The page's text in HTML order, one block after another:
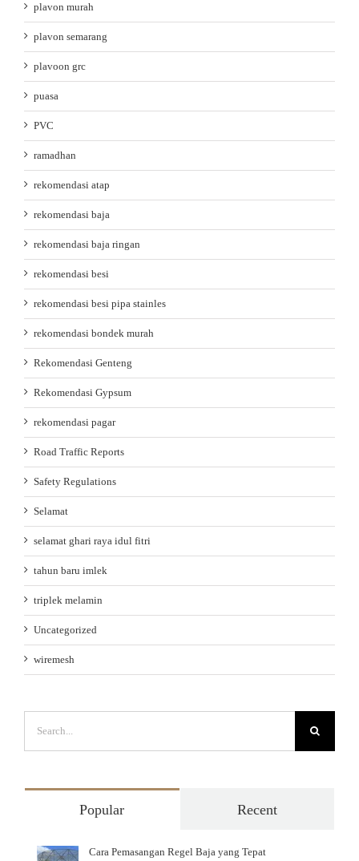
plavon murah
plavon semarang
plavoon grc
puasa
PVC
ramadhan
rekomendasi atap
rekomendasi baja
rekomendasi baja ringan
rekomendasi besi
rekomendasi besi pipa stainles
rekomendasi bondek murah
Rekomendasi Genteng
Rekomendasi Gypsum
rekomendasi pagar
Road Traffic Reports
Safety Regulations
Selamat
selamat ghari raya idul fitri
tahun baru imlek
triplek melamin
Uncategorized
wiremesh
for:
Popular Recent
Cara Pemasangan Regel Baja yang Tepat